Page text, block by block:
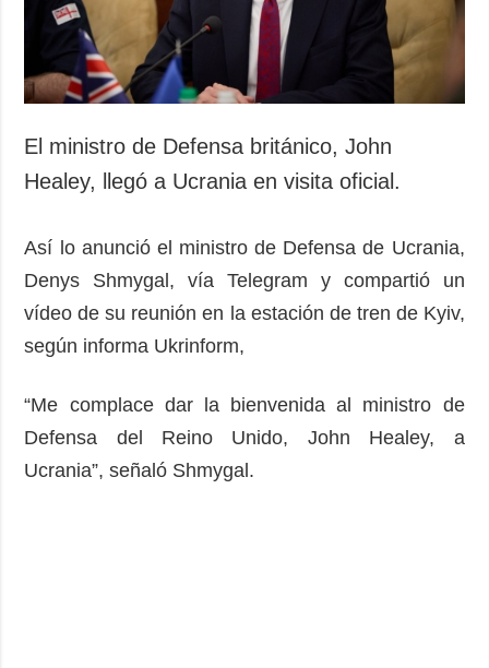
Sociedad y
Cultura
Deportes
Crimen
Desastres y
datos personales
Podcasts
Publicaciones
Entrevistas
Fotos
Releases
Suscripción
Banco de
imágenes
El ministro de Defensa británico, John
Healey, llegó a Ucrania en visita oficial.
Así lo anunció el ministro de Defensa de Ucrania,
Denys Shmygal, vía Telegram y compartió un
vídeo de su reunión en la estación de tren de Kyiv,
según informa Ukrinform,
“Me complace dar la bienvenida al ministro de
Defensa del Reino Unido, John Healey, a
Ucrania”, señaló Shmygal.